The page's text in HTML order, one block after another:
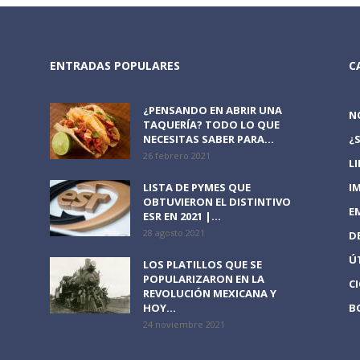
ENTRADAS POPULARES
¿PENSANDO EN ABRIR UNA
TAQUERÍA? TODO LO QUE
NECESITAS SABER PARA...
26 febrero 2021
LISTA DE PYMES QUE
OBTUVIERON EL DISTINTIVO
ESR EN 2021 |...
28 agosto 2021
LOS PLATILLOS QUE SE
POPULARIZARON EN LA
REVOLUCIÓN MEXICANA Y
HOY...
24 noviembre 2021